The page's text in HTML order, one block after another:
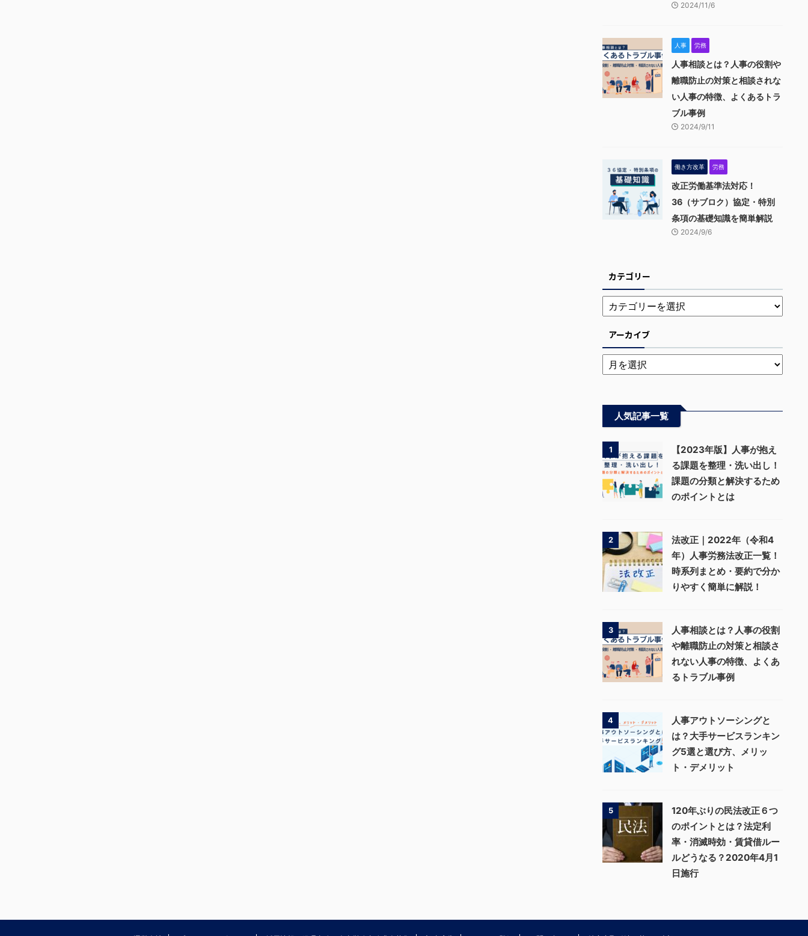
2024/11/6
人事 労務
人事相談とは？人事の役割や
離職防止の対策と相談されな
い人事の特徴、よくあるトラ
ブル事例
2024/9/11
働き方改革 労務
改正労働基準法対応！
36（サブロク）協定・特別
条項の基礎知識を簡単解説
2024/9/6
カテゴリー
アーカイブ
人気記事一覧
1
【2023年版】人事が抱え
る課題を整理・洗い出し！
課題の分類と解決するため
のポイントとは
2
法改正｜2022年（令和4
年）人事労務法改正一覧！
時系列まとめ・要約で分か
りやすく簡単に解説！
3
人事相談とは？人事の役割
や離職防止の対策と相談さ
れない人事の特徴、よくあ
るトラブル事例
4
人事アウトソーシングと
は？大手サービスランキン
グ5選と選び方、メリッ
ト・デメリット
5
120年ぶりの民法改正６つ
のポイントとは？法定利
率・消滅時効・賃貸借ルー
ルどうなる？2020年4月1
日施行